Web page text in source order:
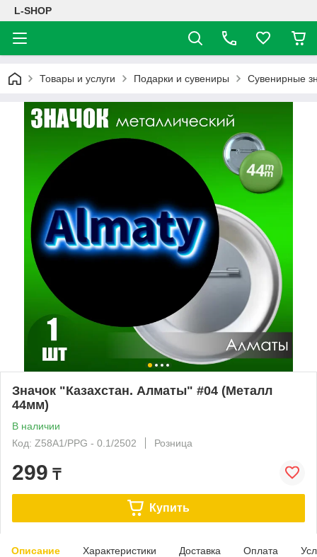
L-SHOP
Товары и услуги Подарки и сувениры Сувенирные
Значок "Казахстан. Алматы" #04 (Металл
44мм)
В наличии
Код: Z58A1/PPG - 0.1/2502
Розница
299 ₸
Купить
Описание Характеристики Доставка Оплата